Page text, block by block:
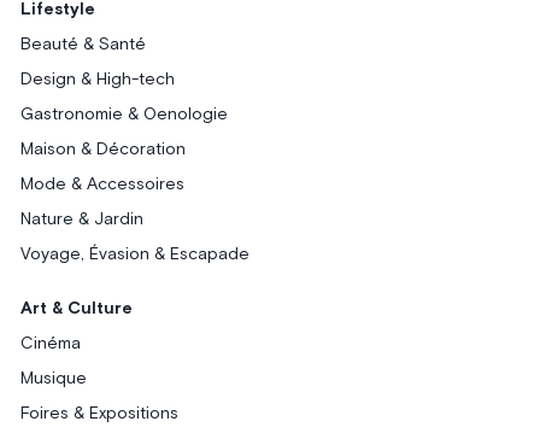
Lifestyle
Beauté & Santé
Design & High-tech
Gastronomie & Oenologie
Maison & Décoration
Mode & Accessoires
Nature & Jardin
Voyage, Évasion & Escapade
Art & Culture
Cinéma
Musique
Foires & Expositions